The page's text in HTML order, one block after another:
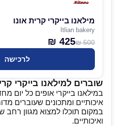
מילאנו בייקרי קרית אונו
Itlian bakery
500 ₪
425 ₪
לרכישה
שוברים למילאנו בייקרי
במילאנו בייקרי אופים כל יום
איכותיים ומתכונים שעוברים
במקום תוכלו למצוא מגוון רחב
ואיכותיים.